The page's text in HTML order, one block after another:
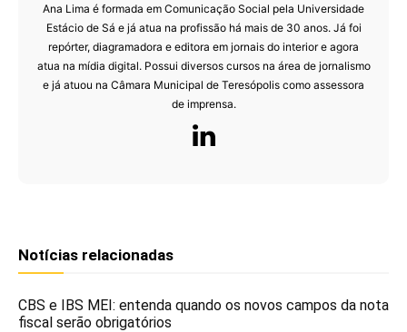
Ana Lima é formada em Comunicação Social pela Universidade
Estácio de Sá e já atua na profissão há mais de 30 anos. Já foi
repórter, diagramadora e editora em jornais do interior e agora
atua na mídia digital. Possui diversos cursos na área de jornalismo
e já atuou na Câmara Municipal de Teresópolis como assessora
de imprensa.
Notícias relacionadas
CBS e IBS MEI: entenda quando os novos campos da nota
fiscal serão obrigatórios